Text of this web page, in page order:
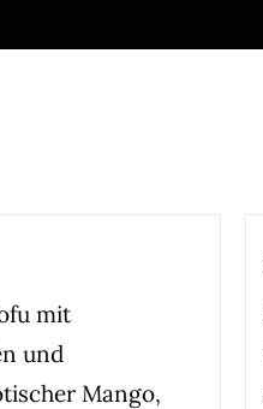
mit
und
Mango,